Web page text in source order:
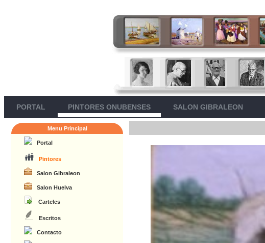
PORTAL PINTORES ONUBENSES SALON GIBRALEON
Menu Principal
Portal
Pintores
Salon Gibraleon
Salon Huelva
Carteles
Escritos
Contacto